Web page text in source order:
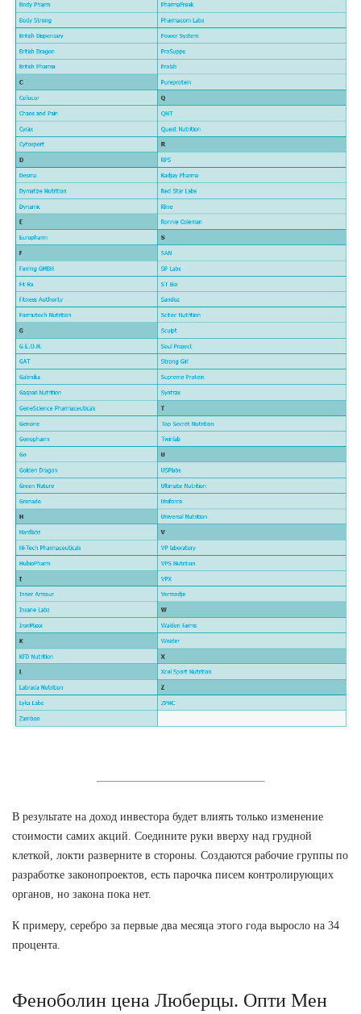
В результате на доход инвестора будет влиять только изменение
стоимости самих акций. Соедините руки вверху над грудной
клеткой, локти разверните в стороны. Создаются рабочие группы по
разработке законопроектов, есть парочка писем контролирующих
органов, но закона пока нет.
К примеру, серебро за первые два месяца этого года выросло на 34
процента.
Феноболин цена Люберцы. Опти Мен